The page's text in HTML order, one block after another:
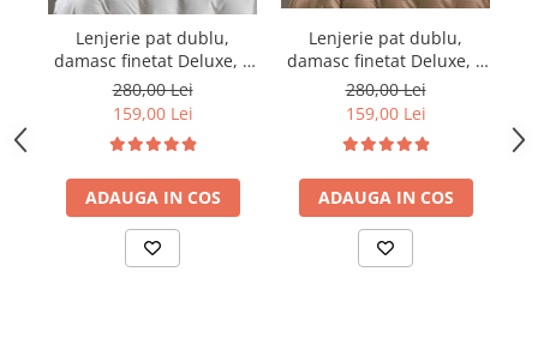
Lenjerie pat dublu,
damasc finetat Deluxe, 6
piese, cearceaf pat cu
elastic, Alb
280,00 Lei
159,00 Lei
ADAUGA IN COS
Lenjerie pat dublu,
damasc finetat Deluxe, 6
piese, cearceaf pat cu
elastic, Maro
280,00 Lei
159,00 Lei
ADAUGA IN COS